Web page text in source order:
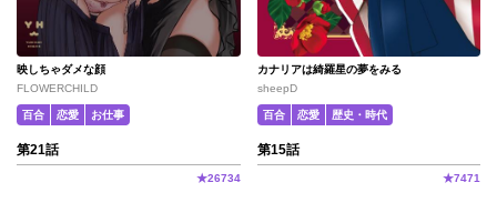
映しちゃダメな顔
FLOWERCHILD
百合 恋愛 お仕事
第21話
★26734
カナリアは綺羅星の夢をみる
sheepD
百合 恋愛 歴史・時代
第15話
★7471